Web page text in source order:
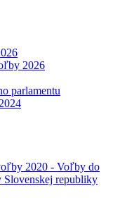
2026
parlamentu
2020 - Voľby do
Slovenskej republiky